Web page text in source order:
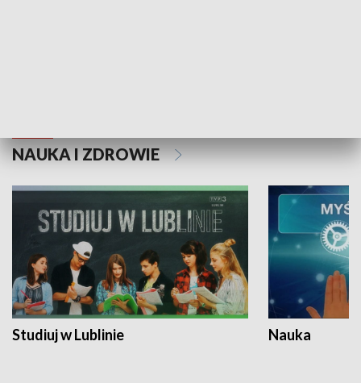
NAUKA I ZDROWIE
Studiuj w Lublinie Nauka